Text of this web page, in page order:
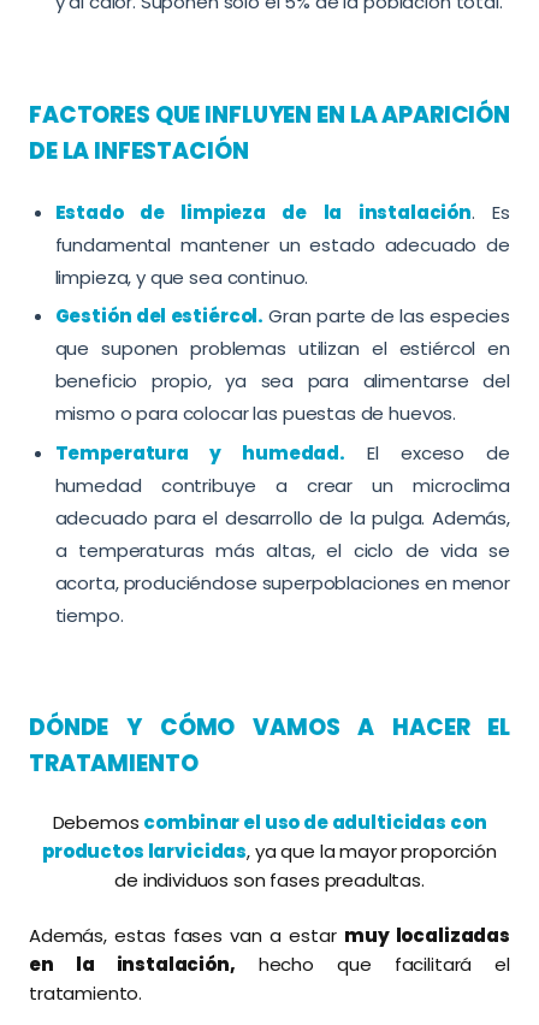
FACTORES QUE INFLUYEN EN LA APARICIÓN
DE LA INFESTACIÓN
Estado de limpieza de la instalación. Es
fundamental mantener un estado adecuado de
limpieza, y que sea continuo.
Gestión del estiércol. Gran parte de las especies
que suponen problemas utilizan el estiércol en
beneficio propio, ya sea para alimentarse del
mismo o para colocar las puestas de huevos.
Temperatura y humedad.
El exceso de
humedad contribuye a crear un microclima
adecuado para el desarrollo de la pulga. Además,
a temperaturas más altas, el ciclo de vida se
acorta, produciéndose superpoblaciones en menor
tiempo.
DÓNDE Y CÓMO VAMOS A HACER EL
TRATAMIENTO
Debemos combinar el uso de adulticidas con
productos larvicidas, ya que la mayor proporción
de individuos son fases preadultas.
Además, estas fases van a estar muy localizadas
en la instalación, hecho que facilitará el
tratamiento.